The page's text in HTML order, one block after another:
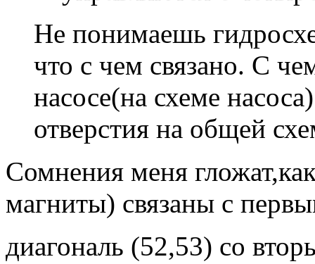
Не понимаешь
что с чем связано. С
насосе(на схеме
отверстия на общей
Сомнения меня
магниты) связаны с
диагональ (52,53) со